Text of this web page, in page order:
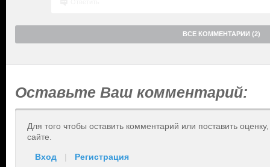
ВСЕ КОММЕНТАРИИ (2)
Оставьте Ваш комментарий:
Для того чтобы оставить комментарий или поставить
сайте.
Вход | Регистрация